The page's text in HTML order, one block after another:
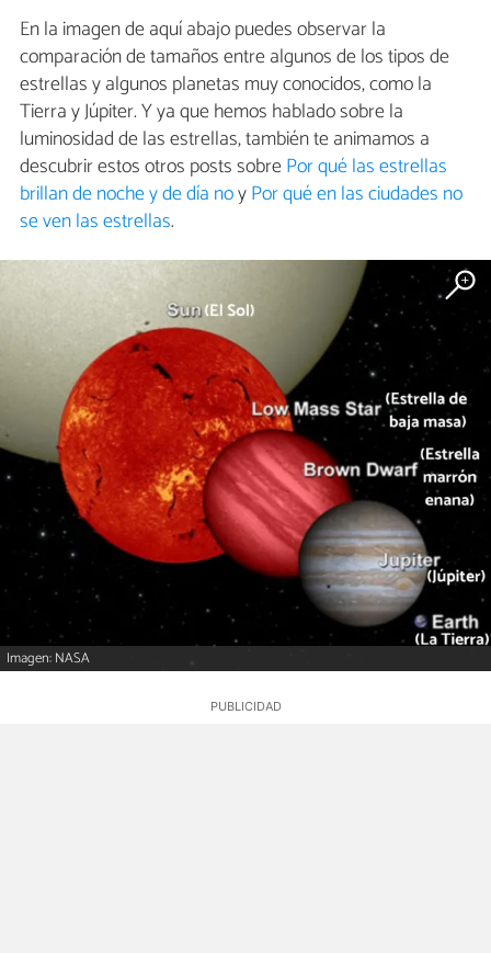
En la imagen de aquí abajo puedes observar la
comparación de tamaños entre algunos de los tipos de
estrellas y algunos planetas muy conocidos, como la
Tierra y Júpiter. Y ya que hemos hablado sobre la
luminosidad de las estrellas, también te animamos a
descubrir estos otros posts sobrePor qué las estrellas
brillan de noche y de día noyPor qué en las ciudades no
se ven las estrellas.
Imagen: NASA